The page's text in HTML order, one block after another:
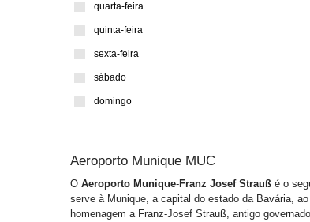
quarta-feira
quinta-feira
sexta-feira
sábado
domingo
Aeroporto Munique MUC
O Aeroporto Munique-Franz Josef Strauß é o
serve à Munique, a capital do estado da Bavária,
homenagem a Franz-Josef Strauß, antigo